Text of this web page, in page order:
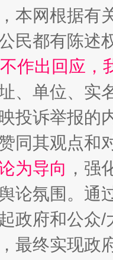
助力责任有效落实
本网根据有
民都有陈述
作出回应，
、单位、实
投诉举报的
同其观点和
为导向 ，强
论氛围。通
政府和公众
最终实现政